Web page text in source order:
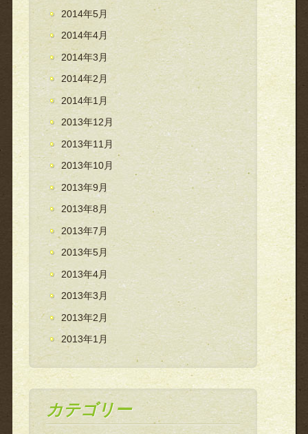
2014年5月
2014年4月
2014年3月
2014年2月
2014年1月
2013年12月
2013年11月
2013年10月
2013年9月
2013年8月
2013年7月
2013年5月
2013年4月
2013年3月
2013年2月
2013年1月
カテゴリー